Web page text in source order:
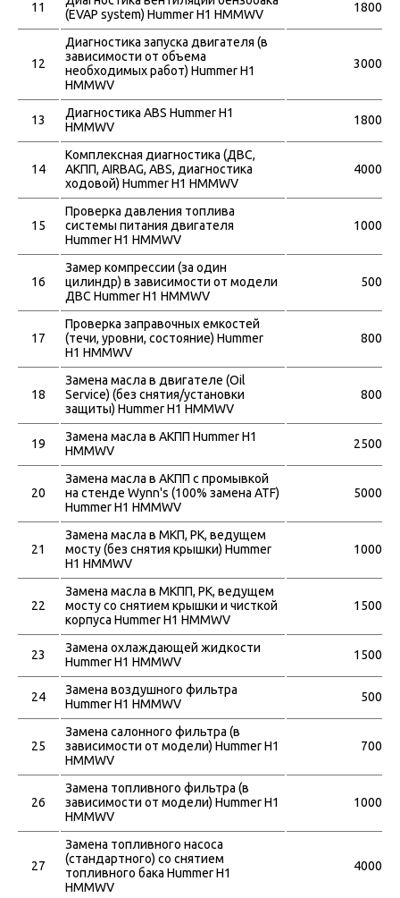
11
(EVAP system) Hummer H1 HMMWV
1800
12
Диагностика запуска двигателя (в
зависимости от объема
необходимых работ) Hummer H1
HMMWV
3000
13
Диагностика ABS Hummer H1
HMMWV
1800
14
Комплексная диагностика (ДВС,
АКПП, АIRBAG, ABS, диагностика
ходовой) Hummer H1 HMMWV
4000
15
Проверка давления топлива
системы питания двигателя
Hummer H1 HMMWV
1000
16
Замер компрессии (за один
цилиндр) в зависимости от модели
ДВС Hummer H1 HMMWV
500
17
Проверка заправочных емкостей
(течи, уровни, состояние) Hummer
H1 HMMWV
800
18
Замена масла в двигателе (Oil
Service) (без снятия/установки
защиты) Hummer H1 HMMWV
800
19
Замена масла в АКПП Hummer H1
HMMWV
2500
20
Замена масла в АКПП с промывкой
на стенде Wynn's (100% замена ATF)
Hummer H1 HMMWV
5000
21
Замена масла в МКП, РК, ведущем
мосту (без снятия крышки) Hummer
H1 HMMWV
1000
22
Замена масла в МКПП, РК, ведущем
мосту со снятием крышки и чисткой
корпуса Hummer H1 HMMWV
1500
23
Замена охлаждающей жидкости
Hummer H1 HMMWV
1500
24
Замена воздушного фильтра
Hummer H1 HMMWV
500
25
Замена салонного фильтра (в
зависимости от модели) Hummer H1
HMMWV
700
26
Замена топливного фильтра (в
зависимости от модели) Hummer H1
HMMWV
1000
27
Замена топливного насоса
(стандартного) со снятием
топливного бака Hummer H1
HMMWV
4000